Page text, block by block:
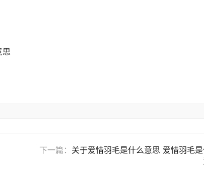
思
下一篇： 关于爱惜羽毛是什么意思 爱惜羽毛